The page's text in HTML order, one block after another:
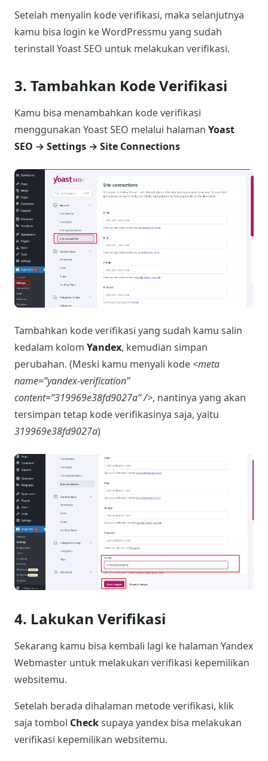
Setelah menyalin kode verifikasi, maka selanjutnya
kamu bisa login ke WordPressmu yang sudah
terinstall Yoast SEO untuk melakukan verifikasi.
3. Tambahkan Kode Verifikasi
Kamu bisa menambahkan kode verifikasi
menggunakan Yoast SEO melalui halaman Yoast
SEO → Settings → Site Connections
Tambahkan kode verifikasi yang sudah kamu salin
kedalam kolom Yandex, kemudian simpan
perubahan. (Meski kamu menyali kode <meta
name=”yandex-verification”
content=”319969e38fd9027a” />, nantinya yang akan
tersimpan tetap kode verifikasinya saja, yaitu
319969e38fd9027a)
4. Lakukan Verifikasi
Sekarang kamu bisa kembali lagi ke halaman Yandex
Webmaster untuk melakukan verifikasi kepemilikan
websitemu.
Setelah berada dihalaman metode verifikasi, klik
saja tombol Checksupaya yandex bisa melakukan
verifikasi kepemilikan websitemu.